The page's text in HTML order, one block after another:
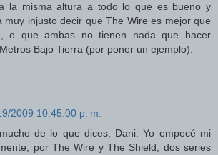
la misma altura a todo lo que es bueno y
muy injusto decir que The Wire es mejor que
o que ambas no tienen nada que hacer
Bajo Tierra (por poner un ejemplo).
2009 10:45:00 p. m.
de lo que dices, Dani. Yo empecé mi
por The Wire y The Shield, dos series